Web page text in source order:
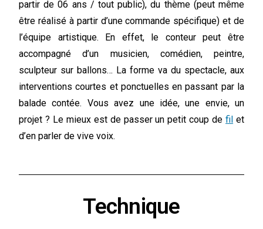
partir de 06 ans / tout public), du thème (peut même
être réalisé à partir d’une commande spécifique) et de
l’équipe artistique. En effet, le conteur peut être
accompagné d’un musicien, comédien, peintre,
sculpteur sur ballons… La forme va du spectacle, aux
interventions courtes et ponctuelles en passant par la
balade contée. Vous avez une idée, une envie, un
projet ? Le mieux est de passer un petit coup defil et
d’en parler de vive voix.
Technique